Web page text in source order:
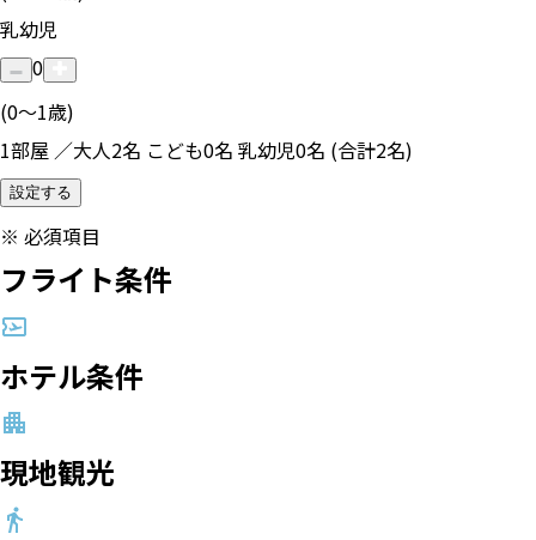
乳幼児
0
(0〜1歳)
1部屋 ／大人2名 こども0名 乳幼児0名 (合計2名)
設定する
※ 必須項目
フライト条件
ホテル条件
現地観光